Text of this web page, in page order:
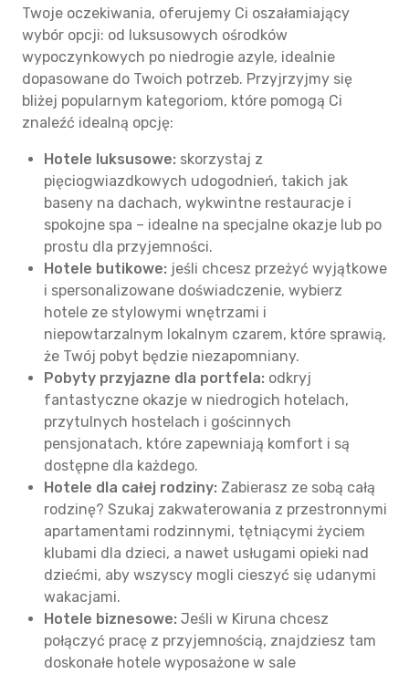
Twoje oczekiwania, oferujemy Ci oszałamiający
wybór opcji: od luksusowych ośrodków
wypoczynkowych po niedrogie azyle, idealnie
dopasowane do Twoich potrzeb. Przyjrzyjmy się
bliżej popularnym kategoriom, które pomogą Ci
znaleźć idealną opcję:
Hotele luksusowe: skorzystaj z
pięciogwiazdkowych udogodnień, takich jak
baseny na dachach, wykwintne restauracje i
spokojne spa – idealne na specjalne okazje lub po
prostu dla przyjemności.
Hotele butikowe: jeśli chcesz przeżyć wyjątkowe
i spersonalizowane doświadczenie, wybierz
hotele ze stylowymi wnętrzami i
niepowtarzalnym lokalnym czarem, które sprawią,
że Twój pobyt będzie niezapomniany.
Pobyty przyjazne dla portfela: odkryj
fantastyczne okazje w niedrogich hotelach,
przytulnych hostelach i gościnnych
pensjonatach, które zapewniają komfort i są
dostępne dla każdego.
Hotele dla całej rodziny: Zabierasz ze sobą całą
rodzinę? Szukaj zakwaterowania z przestronnymi
apartamentami rodzinnymi, tętniącymi życiem
klubami dla dzieci, a nawet usługami opieki nad
dziećmi, aby wszyscy mogli cieszyć się udanymi
wakacjami.
Hotele biznesowe: Jeśli w Kiruna chcesz
połączyć pracę z przyjemnością, znajdziesz tam
doskonałe hotele wyposażone w sale